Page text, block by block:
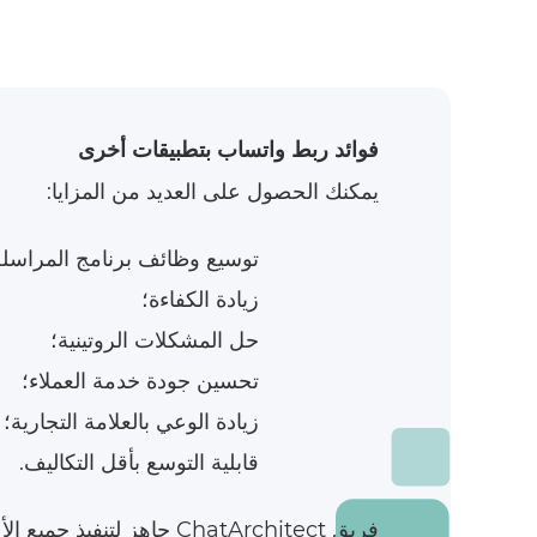
فوائد ربط واتساب بتطبيقات أخرى
يمكنك الحصول على العديد من المزايا:
توسيع وظائف برنامج
زيادة الكفاءة؛
حل المشكلات الروتينية؛
تحسين جودة خدمة العملاء؛
زيادة الوعي بالعلامة التجارية؛
قابلية التوسع بأقل التكاليف.
فريق ChatArchitect جاهز لتنفيذ جميع الأعمال اللازمة لدمج وتحسين التفاعل التجاري.